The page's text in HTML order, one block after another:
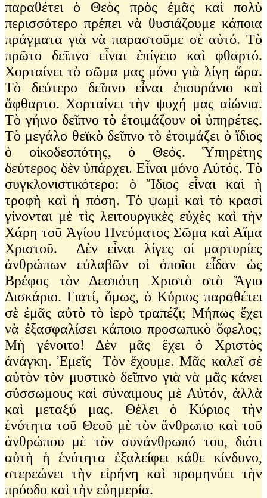
παραθέτει ὁ Θεὸς πρὸς ἐμᾶς καὶ πολὺ
περισσότερο πρέπει νὰ θυσιάζουμε κάποια
πράγματα γιὰ νὰ παραστοῦμε σὲ αὐτό. Τὸ
πρῶτο δεῖπνο εἶναι ἐπίγειο καὶ φθαρτό.
Χορταίνει τὸ σῶμα μας μόνο γιὰ λίγη ὥρα.
Τὸ δεύτερο δεῖπνο εἶναι ἐπουράνιο καὶ
ἄφθαρτο. Χορταίνει τὴν ψυχή μας αἰώνια.
Τὸ γήινο δεῖπνο τὸ ἐτοιμάζουν οἱ ὑπηρέτες.
Τὸ μεγάλο θεϊκὸ δεῖπνο τὸ ἐτοιμάζει ὁ ἴδιος
ὁ οἰκοδεσπότης, ὁ Θεός. Ὑπηρέτης
δεύτερος δὲν ὑπάρχει. Εἶναι μόνο Αὐτός. Τὸ
συγκλονιστικότερο: ὁ Ἴδιος εἶναι καὶ ἡ
τροφὴ καὶ ἡ πόση. Τὸ ψωμὶ καὶ τὸ κρασὶ
γίνονται μὲ τὶς λειτουργικὲς εὐχὲς καὶ τὴν
Χάρη τοῦ Ἁγίου Πνεύματος Σῶμα καὶ Αἵμα
Χριστοῦ. Δὲν εἶναι λίγες οἱ μαρτυρίες
ἀνθρώπων εὐλαβῶν οἱ ὁποῖοι εἶδαν ὡς
Βρέφος τὸν Δεσπότη Χριστὸ στὸ Ἅγιο
Δισκάριο. Γιατί, ὅμως, ὁ Κύριος παραθέτει
σὲ ἐμᾶς αὐτὸ τὸ ἱερὸ τραπέζι; Μήπως ἔχει
νὰ ἐξασφαλίσει κάποιο προσωπικὸ ὄφελος;
Μὴ γένοιτο! Δὲν μᾶς ἔχει ὁ Χριστὸς
ἀνάγκη. Ἐμεῖς Τὸν ἔχουμε. Μᾶς καλεῖ σὲ
αὐτὸν τὸν μυστικὸ δεῖπνο γιὰ νὰ μᾶς κάνει
σύσσωμους καὶ σύναιμους μὲ Αὐτόν, ἀλλὰ
καὶ μεταξύ μας. Θέλει ὁ Κύριος τὴν
ἑνότητα τοῦ Θεοῦ μὲ τὸν ἄνθρωπο καὶ τοῦ
ἀνθρώπου μὲ τὸν συνάνθρωπό του, διότι
αὐτὴ ἡ ἑνότητα ἐξαλείφει κάθε κίνδυνο,
στερεώνει τὴν εἰρήνη καὶ προμηνύει τὴν
πρόοδο καὶ τὴν εὐημερία.